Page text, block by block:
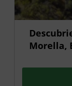
Morella,